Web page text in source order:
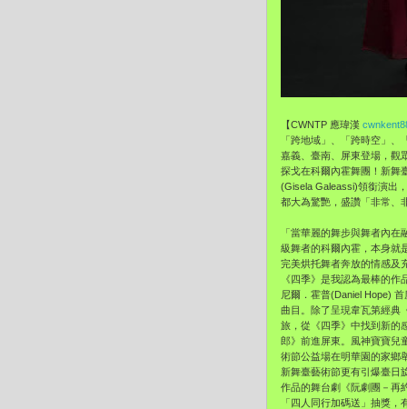
【CWNTP 應瑋漢
「跨地域」、「跨時空」
嘉義、臺南、屏東登場，觀
探戈在科爾內霍舞團！新舞
(Gisela Galeassi)領銜演出
都大為驚艷，盛讚「非常、
「當華麗的舞步與舞者內
級舞者的科爾內霍，本身就
完美烘托舞者奔放的情感及
《四季》是我認為最棒的
尼爾．霍普(Daniel Hope)
曲目。除了呈現韋瓦第經典
旅，從《四季》中找到新的
郎》前進屏東。風神寶寶兒
術節公益場在明華園的家鄉
新舞臺藝術節更有引爆臺日
作品的舞台劇《阮劇團－再
「四人同行加碼送」抽獎